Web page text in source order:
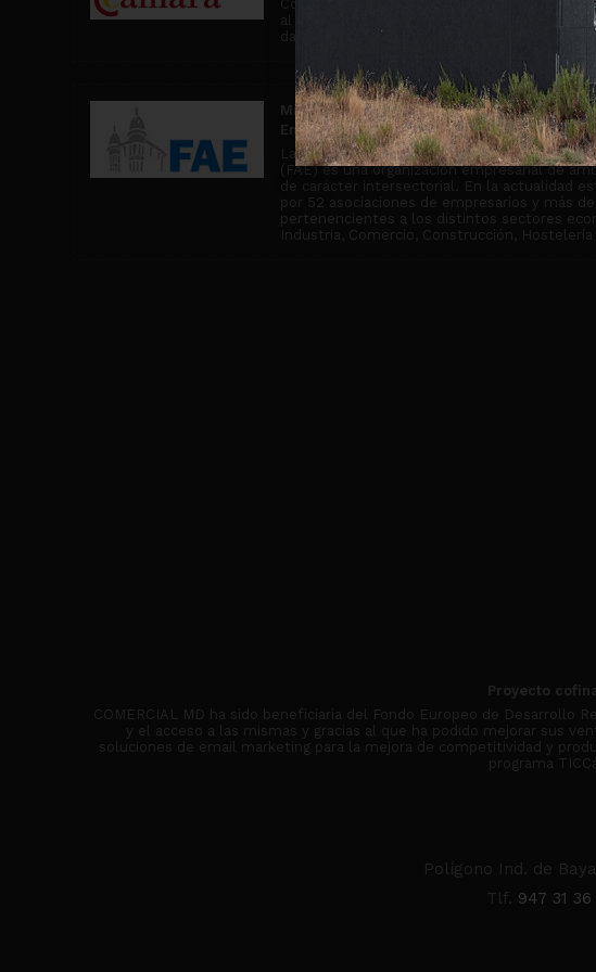
Comercio de Miranda de Ebro, institución
al asesoramiento comercial y empresarial y
da cobertura a más de 2500 empresas.
Miembro de la Confederación de
Empresariales de Burgos
La Confederación de Asociaciones
(FAE) es una organización empresarial de
de carácter intersectorial. En la actualidad
por 52 asociaciones de empresarios y más
pertenencientes a los distintos sectores
Industria, Comercio, Construcción, Hostelería
Proyecto
COMERCIAL MD ha sido beneficiaria del Fondo Europeo de Desarrollo
y el acceso a las mismas y gracias al que ha podido mejorar sus
soluciones de email marketing para la mejora de competitividad y
programa
Polígono Ind. de
Tlf. 947 31 36